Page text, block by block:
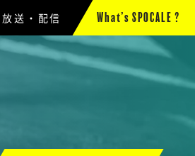
放送・配信 What’s SPOCALE ?